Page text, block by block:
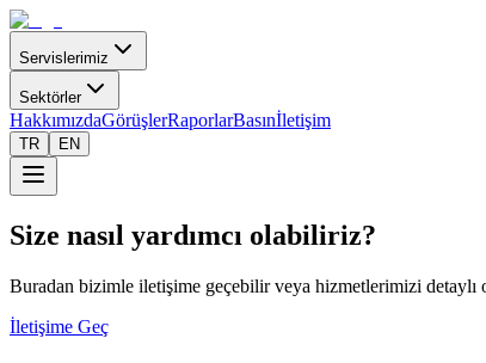
Servislerimiz
Sektörler
HakkımızdaGörüşlerRaporlarBasınİletişim
TR EN
Size nasıl yardımcı olabiliriz?
Buradan bizimle iletişime geçebilir veya hizmetlerimizi detaylı
İletişime Geç